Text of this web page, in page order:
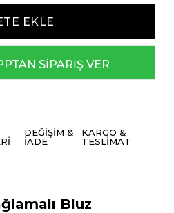
SİPARİŞ VER
DEĞIŞIM &
İADE
KARGO &
TESLIMAT
Bluz